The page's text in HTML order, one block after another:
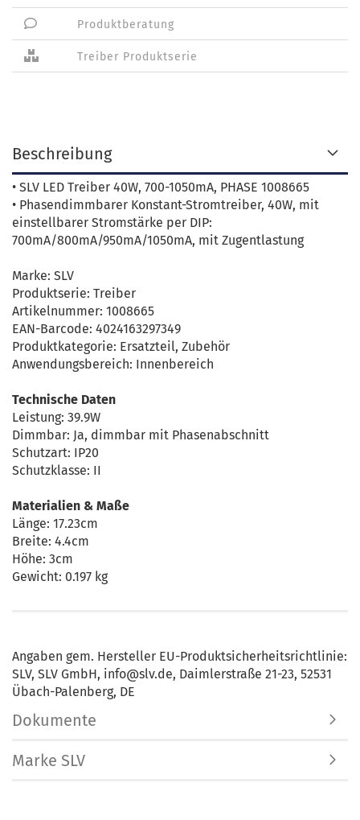
Produktberatung
Treiber Produktserie
Beschreibung
• SLV LED Treiber 40W, 700-1050mA, PHASE 1008665
• Phasendimmbarer Konstant-Stromtreiber, 40W, mit
einstellbarer Stromstärke per DIP:
700mA/800mA/950mA/1050mA, mit Zugentlastung
Marke: SLV
Produktserie: Treiber
Artikelnummer: 1008665
EAN-Barcode: 4024163297349
Produktkategorie: Ersatzteil, Zubehör
Anwendungsbereich: Innenbereich
Technische Daten
Leistung: 39.9W
Dimmbar: Ja, dimmbar mit Phasenabschnitt
Schutzart: IP20
Schutzklasse: II
Materialien & Maße
Länge: 17.23cm
Breite: 4.4cm
Höhe: 3cm
Gewicht: 0.197 kg
Angaben gem. Hersteller EU-Produktsicherheitsrichtlinie:
SLV, SLV GmbH, info@slv.de, Daimlerstraße 21-23, 52531
Übach-Palenberg, DE
Dokumente
Marke SLV